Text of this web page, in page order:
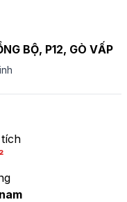
BỘ, P12, GÒ VẤP